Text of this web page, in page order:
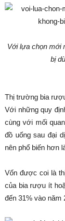
Với lựa chọn mới
bị
Thị trường bia
Với những quy
cùng với mối
đồ uống sau đại
nên phổ biến hơn
Vốn được coi là
của bia rượu ít
đến 31% vào năm